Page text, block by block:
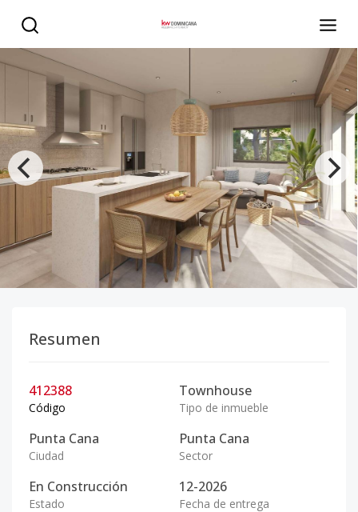
Resumen
412388
Código
Townhouse
Tipo de inmueble
Punta Cana
Ciudad
Punta Cana
Sector
En Construcción
Estado
12-2026
Fecha de entrega